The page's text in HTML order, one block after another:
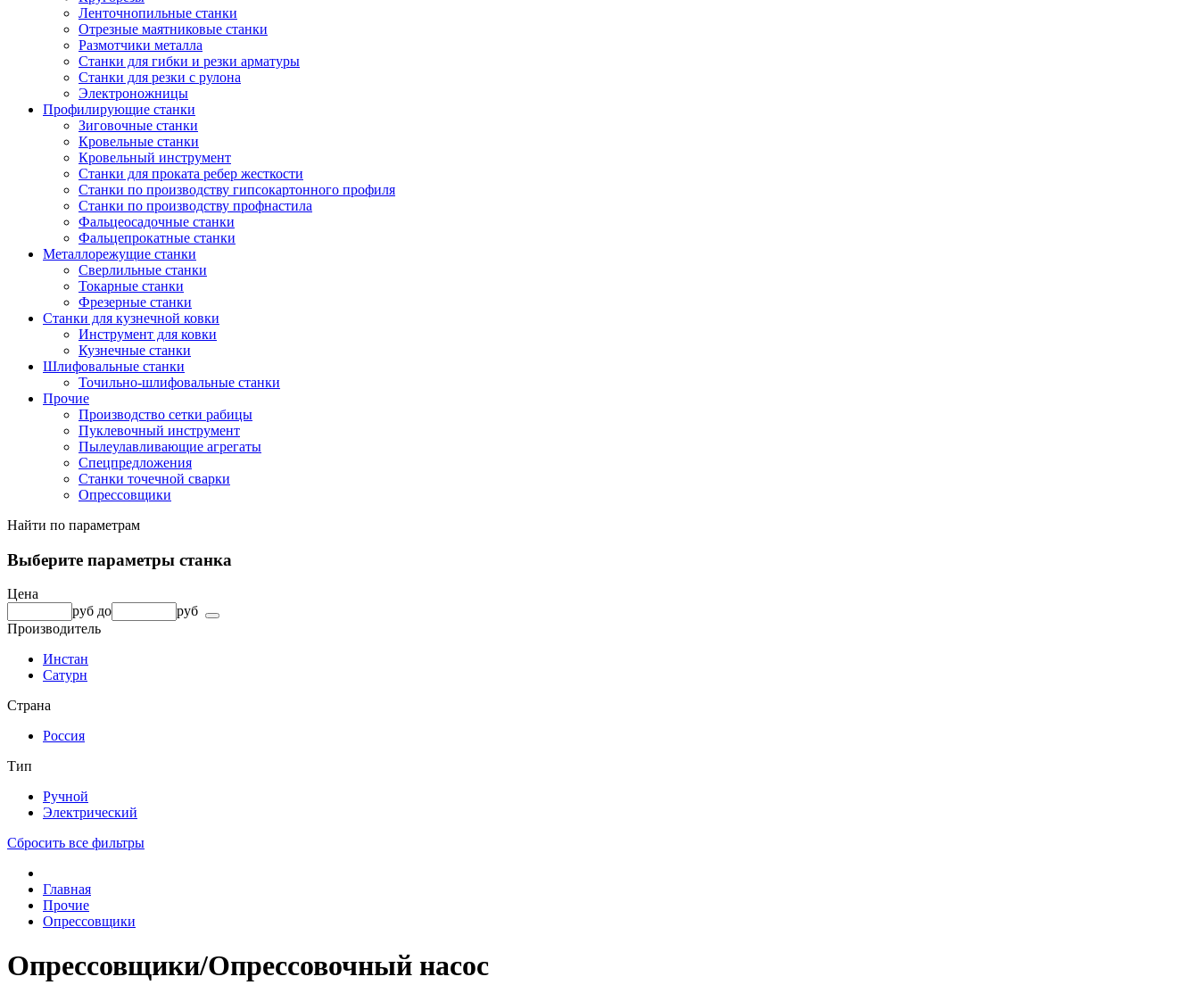
Ленточнопильные станки
Отрезные маятниковые станки
Размотчики металла
Станки для гибки и резки арматуры
Станки для резки с рулона
Электроножницы
Профилирующие станки
Зиговочные станки
Кровельные станки
Кровельный инструмент
Станки для проката ребер жесткости
Станки по производству гипсокартонного профиля
Станки по производству профнастила
Фальцеосадочные станки
Фальцепрокатные станки
Металлорежущие станки
Сверлильные станки
Токарные станки
Фрезерные станки
Станки для кузнечной ковки
Инструмент для ковки
Кузнечные станки
Шлифовальные станки
Точильно-шлифовальные станки
Прочие
Производство сетки рабицы
Пуклевочный инструмент
Пылеулавливающие агрегаты
Спецпредложения
Станки точечной сварки
Опрессовщики
Найти по параметрам
Выберите параметры станка
Цена
руб до
руб
Производитель
Инстан
Сатурн
Страна
Россия
Тип
Ручной
Электрический
Сбросить все фильтры
Главная
Прочие
Опрессовщики
Опрессовщики/Опрессовочный насос